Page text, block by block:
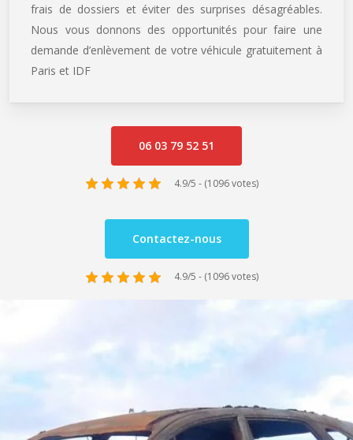
frais de dossiers et éviter des surprises désagréables.
Nous vous donnons des opportunités pour faire une
demande d’enlèvement de votre véhicule gratuitement à
Paris et IDF
06 03 79 52 51
4.9/5 - (1096 votes)
Contactez-nous
4.9/5 - (1096 votes)